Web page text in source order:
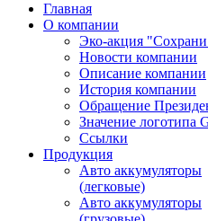
Главная
О компании
Эко-акция
Новости компании
Описание компании
История компании
Обращение
Значение логотипа
Ссылки
Продукция
Авто аккумуляторы
(легковые)
Авто аккумуляторы